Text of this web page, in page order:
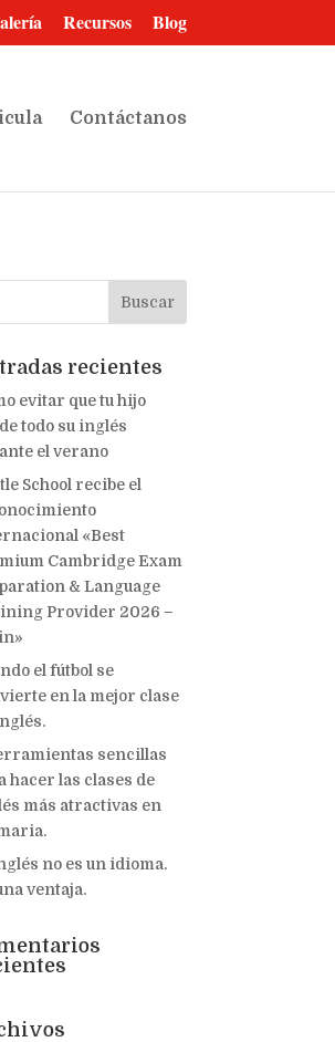
Recursos Blog
Contáctanos
recientes
evitar que tu hijo
todo su inglés
el verano
School recibe el
«Best
Cambridge Exam
& Language
Provider 2026 –
el fútbol se
en la mejor clase
sencillas
hacer las clases de
más atractivas en
no es un idioma.
ventaja.